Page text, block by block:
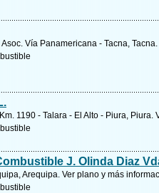
Vía Panamericana - Tacna, Tacna.
1190 - Talara - El Alto - Piura, Piura.
J. Olinda Diaz
Arequipa. Ver plano y más